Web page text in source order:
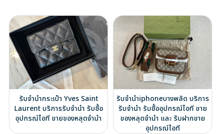
รับจำนำกระเป๋า Yves Saint
Laurent บริการรับจำนำ รับซื้อ
อุปกรณ์ไอที ขายของหลุดจำนำ
รับจำนำiphoneบางพลัด บริการ
รับจำนำ รับซื้ออุปกรณ์ไอที ขาย
ของหลุดจำนำ และ รับฝากขาย
อุปกรณ์ไอที